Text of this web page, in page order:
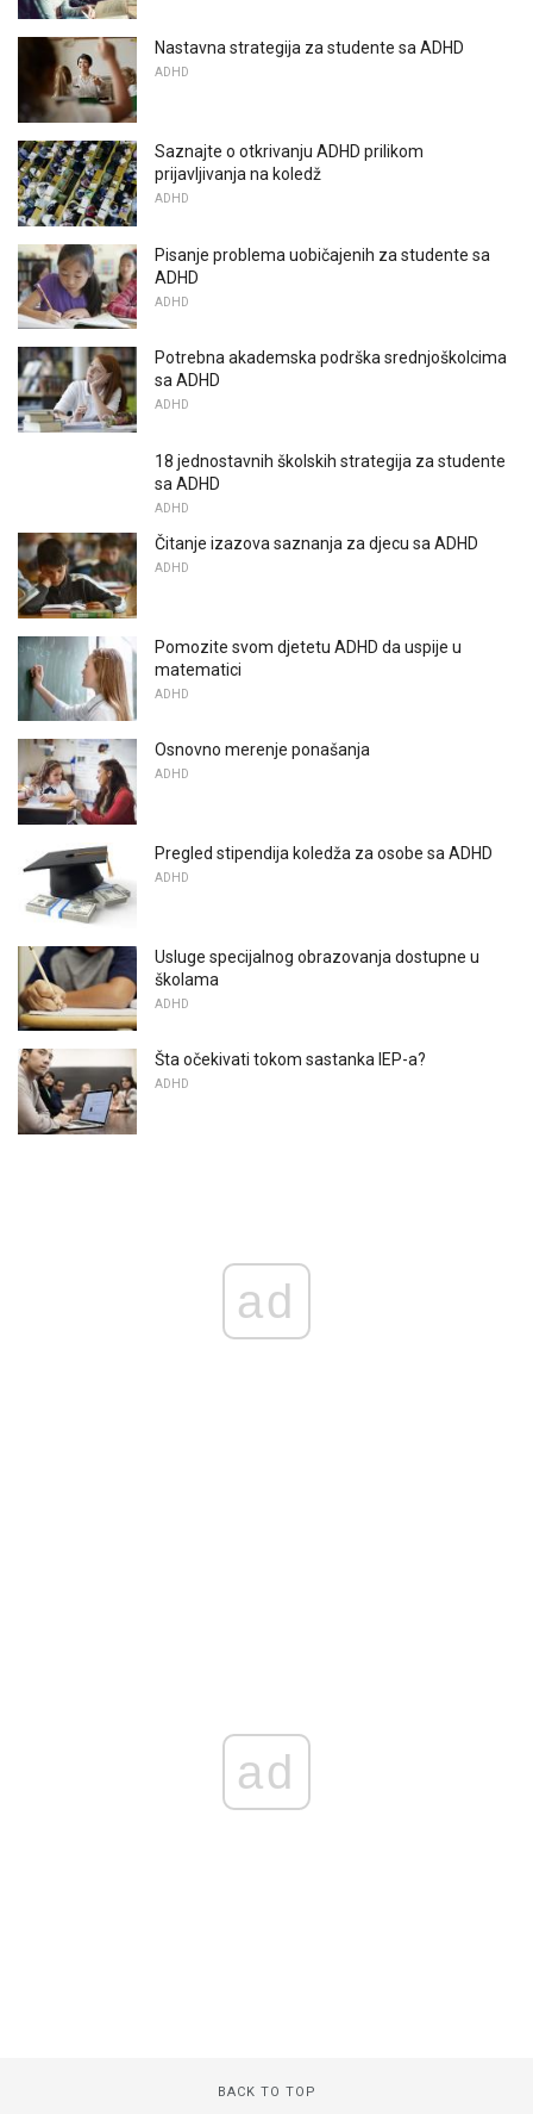
Nastavna strategija za studente sa ADHD
ADHD
Saznajte o otkrivanju ADHD prilikom
prijavljivanja na koledž
ADHD
Pisanje problema uobičajenih za studente sa
ADHD
ADHD
Potrebna akademska podrška srednjoškolcima
sa ADHD
ADHD
18 jednostavnih školskih strategija za studente
sa ADHD
ADHD
Čitanje izazova saznanja za djecu sa ADHD
ADHD
Pomozite svom djetetu ADHD da uspije u
matematici
ADHD
Osnovno merenje ponašanja
ADHD
Pregled stipendija koledža za osobe sa ADHD
ADHD
Usluge specijalnog obrazovanja dostupne u
školama
ADHD
Šta očekivati ​​tokom sastanka IEP-a?
ADHD
ad
ad
BACK TO TOP